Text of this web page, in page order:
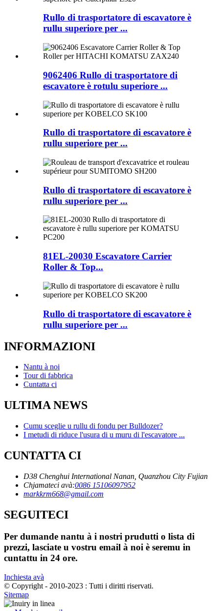
Rullo di trasportatore di escavatore è
rullu superiore per ...
9062406 Rullo di trasportatore di
escavatore è rotulu superiore ...
Rullo di trasportatore di escavatore è
rullu superiore per ...
Rullo di trasportatore di escavatore è
rullu superiore per ...
81EL-20030 Escavatore Carrier
Roller & Top...
Rullo di trasportatore di escavatore è
rullu superiore per ...
INFORMAZIONI
Nantu à noi
Tour di fabbrica
Cuntatta ci
ULTIMA NEWS
Cumu sceglie u rullu di fondu per Bulldozer?
I metudi di riduce l'usura di u muru di l'escavatore ...
CUNTATTA CI
D38 Chenghui International Nanan, Quanzhou City Fujian
Chjamateci avà:0086 15106097952
markkrm668@gmail.com
SEGUITECI
Per dumande nantu à i nostri prudutti o lista di
prezzi, lasciate u vostru email à noi è seremu in
cuntattu in 24 ore.
Inchiesta avà
© Copyright - 2010-2023 : Tutti i diritti riservati.
Sitemap